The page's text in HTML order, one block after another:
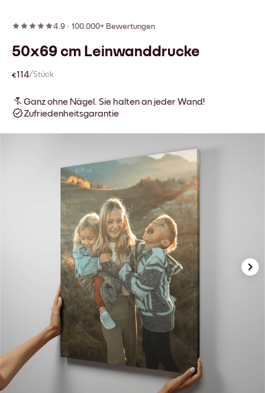
4.9 · 100.000+ Bewertungen
50x69 cm Leinwanddrucke
€114/Stück
Ganz ohne Nägel. Sie halten an jeder Wand!
Zufriedenheitsgarantie